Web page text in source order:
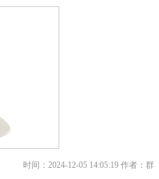
时间：2024-12-05 14:05:19 作者：群